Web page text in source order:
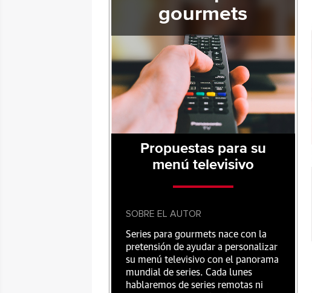
gourmets
Propuestas para su
menú televisivo
SOBRE EL AUTOR
Series para gourmets nace con la
pretensión de ayudar a personalizar
su menú televisivo con el panorama
mundial de series. Cada lunes
hablaremos de series remotas ni